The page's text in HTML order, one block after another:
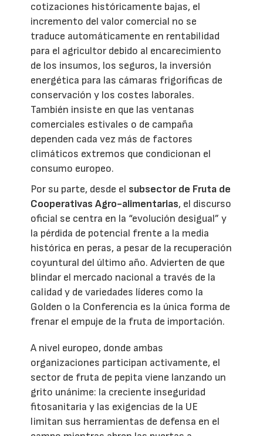
cotizaciones históricamente bajas, el
incremento del valor comercial no se
traduce automáticamente en rentabilidad
para el agricultor debido al encarecimiento
de los insumos, los seguros, la inversión
energética para las cámaras frigoríficas de
conservación y los costes laborales.
También insiste en que las ventanas
comerciales estivales o de campaña
dependen cada vez más de factores
climáticos extremos que condicionan el
consumo europeo.
Por su parte, desde el subsector de Fruta de
Cooperativas Agro-alimentarias, el discurso
oficial se centra en la “evolución desigual” y
la pérdida de potencial frente a la media
histórica en peras, a pesar de la recuperación
coyuntural del último año. Advierten de que
blindar el mercado nacional a través de la
calidad y de variedades líderes como la
Golden o la Conferencia es la única forma de
frenar el empuje de la fruta de importación.
A nivel europeo, donde ambas
organizaciones participan activamente, el
sector de fruta de pepita viene lanzando un
grito unánime: la creciente inseguridad
fitosanitaria y las exigencias de la UE
limitan sus herramientas de defensa en el